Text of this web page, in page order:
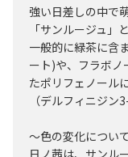
強い日差しの中で
「サンルージュ」
一般的に緑茶に含
ート)や、フラボ
たポリフェノール
（デルフィニジン
～色の変化につい